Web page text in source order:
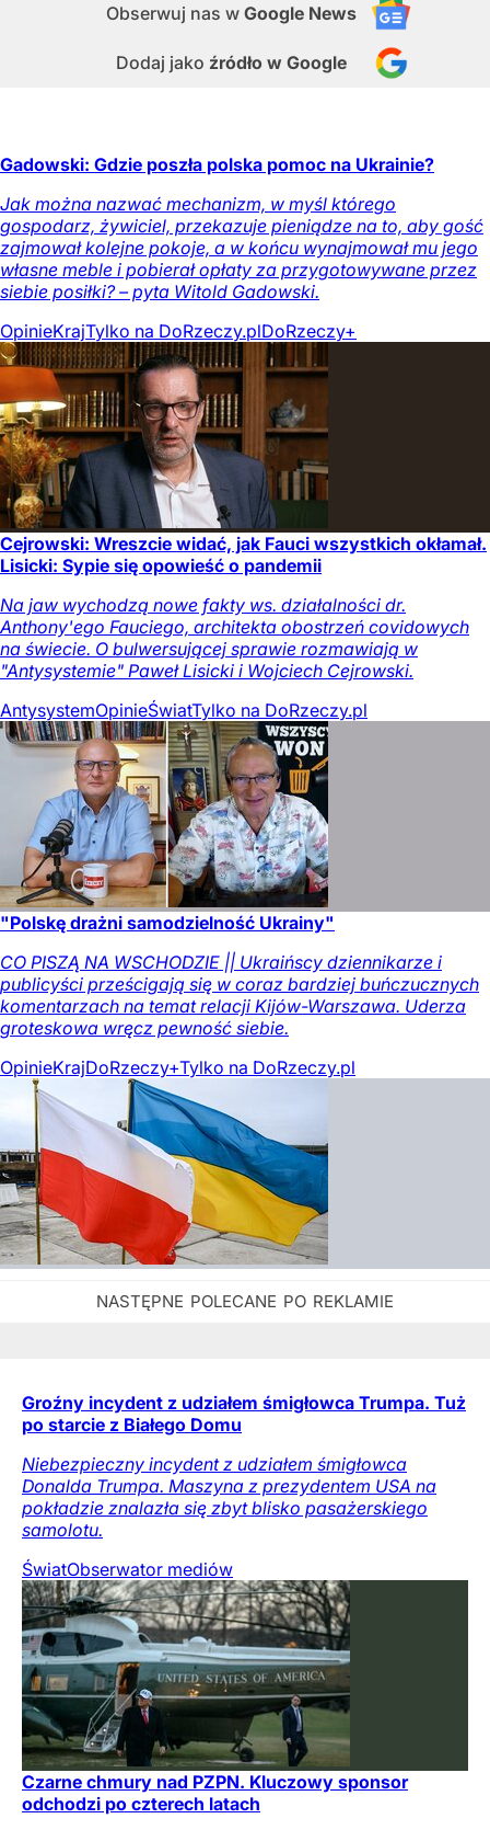
Obserwuj nas w Google News
Dodaj jako źródło w Google
Gadowski: Gdzie poszła polska pomoc na Ukrainie?
Jak można nazwać mechanizm, w myśl którego
gospodarz, żywiciel, przekazuje pieniądze na to, aby gość
zajmował kolejne pokoje, a w końcu wynajmował mu jego
własne meble i pobierał opłaty za przygotowywane przez
siebie posiłki? – pyta Witold Gadowski.
OpinieKrajTylko na DoRzeczy.plDoRzeczy+
Cejrowski: Wreszcie widać, jak Fauci wszystkich okłamał.
Lisicki: Sypie się opowieść o pandemii
Na jaw wychodzą nowe fakty ws. działalności dr.
Anthony'ego Fauciego, architekta obostrzeń covidowych
na świecie. O bulwersującej sprawie rozmawiają w
"Antysystemie" Paweł Lisicki i Wojciech Cejrowski.
AntysystemOpinieŚwiatTylko na DoRzeczy.pl
"Polskę drażni samodzielność Ukrainy"
CO PISZĄ NA WSCHODZIE || Ukraińscy dziennikarze i
publicyści prześcigają się w coraz bardziej buńczucznych
komentarzach na temat relacji Kijów-Warszawa. Uderza
groteskowa wręcz pewność siebie.
OpinieKrajDoRzeczy+Tylko na DoRzeczy.pl
Groźny incydent z udziałem śmigłowca Trumpa. Tuż
po starcie z Białego Domu
Niebezpieczny incydent z udziałem śmigłowca
Donalda Trumpa. Maszyna z prezydentem USA na
pokładzie znalazła się zbyt blisko pasażerskiego
samolotu.
ŚwiatObserwator mediów
Czarne chmury nad PZPN. Kluczowy sponsor
odchodzi po czterech latach